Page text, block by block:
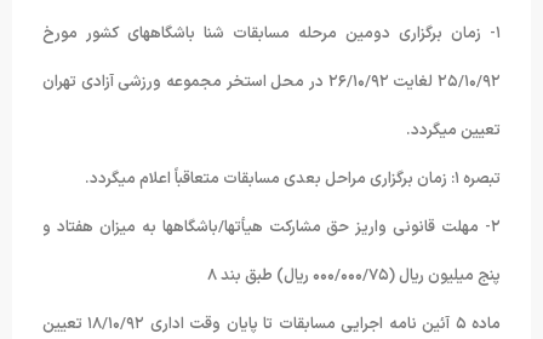
۱- زمان برگزاری دومین مرحله مسابقات شنا باشگاههای کشور مورخ
۲۵/۱۰/۹۲ لغایت ۲۶/۱۰/۹۲ در محل استخر مجموعه ورزشی آزادی تهران
تعیین میگردد.
تبصره ۱: زمان برگزاری مراحل بعدی مسابقات متعاقباً اعلام میگردد.
۲- مهلت قانونی واریز حق مشارکت هیأتها/باشگاهها به میزان هفتاد و
پنج میلیون ریال (۰۰۰/۰۰۰/۷۵ ریال) طبق بند ۸
ماده ۵ آئین نامه اجرایی مسابقات تا پایان وقت اداری ۱۸/۱۰/۹۲ تعیین